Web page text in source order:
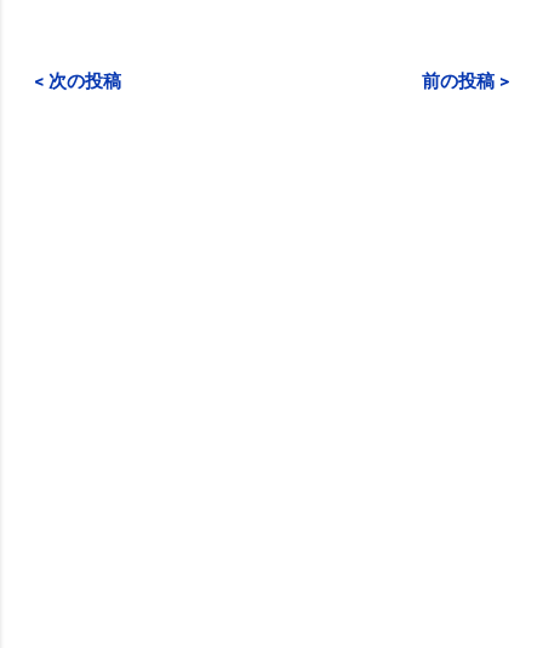
< 次の投稿 前の投稿 >